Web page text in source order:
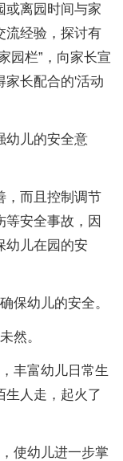
或离园时间与家
流经验，探讨有
园栏”，向家长宣
家长配合的'活动
幼儿的安全意
，而且控制调节
等安全事故，因
幼儿在园的安
保幼儿的安全。
然。
丰富幼儿日常生
生人走，起火了
使幼儿进一步掌